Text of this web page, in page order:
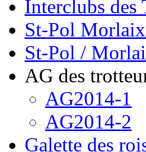
Interclubs des
St-Pol
St-Pol /
AG des
AG2014-1
AG2014-2
Galette des